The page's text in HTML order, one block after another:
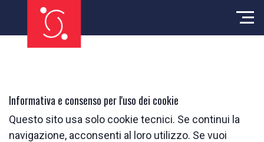
Informativa e consenso per l'uso dei cookie
Questo sito usa solo cookie tecnici. Se continui la
navigazione, acconsenti al loro utilizzo. Se vuoi